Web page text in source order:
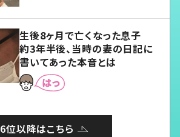
生後8ヶ月で亡くなった息子
約3年半後、当時の妻の日記に
書いてあった本音とは
6位以降はこちら